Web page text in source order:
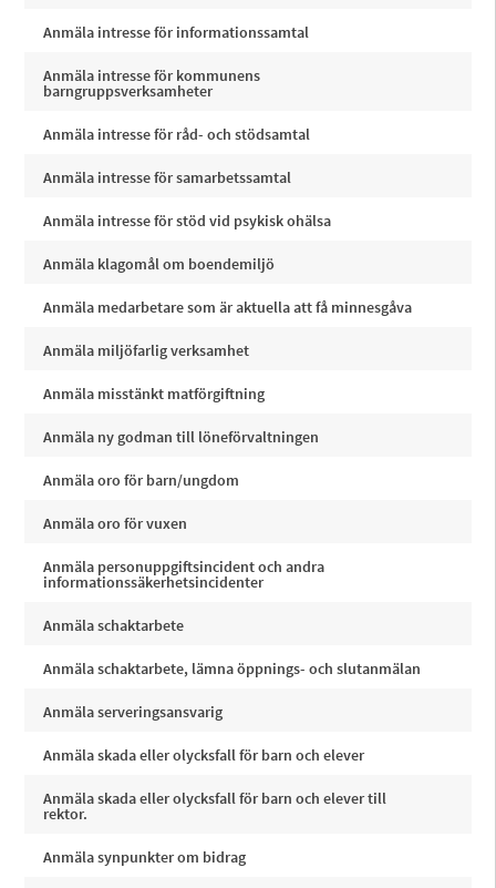
Anmäla intresse för informationssamtal
Anmäla intresse för kommunens
barngruppsverksamheter
Anmäla intresse för råd- och stödsamtal
Anmäla intresse för samarbetssamtal
Anmäla intresse för stöd vid psykisk ohälsa
Anmäla klagomål om boendemiljö
Anmäla medarbetare som är aktuella att få minnesgåva
Anmäla miljöfarlig verksamhet
Anmäla misstänkt matförgiftning
Anmäla ny godman till löneförvaltningen
Anmäla oro för barn/ungdom
Anmäla oro för vuxen
Anmäla personuppgiftsincident och andra
informationssäkerhetsincidenter
Anmäla schaktarbete
Anmäla schaktarbete, lämna öppnings- och slutanmälan
Anmäla serveringsansvarig
Anmäla skada eller olycksfall för barn och elever
Anmäla skada eller olycksfall för barn och elever till
rektor.
Anmäla synpunkter om bidrag